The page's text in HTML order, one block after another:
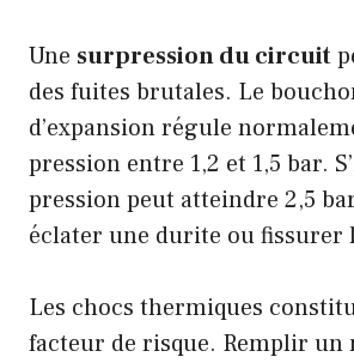
Une surpression du circuit
des fuites brutales. Le
d’expansion régule
pression entre 1,2 et 1,5 bar.
pression peut atteindre 2,5
éclater une durite ou fissurer
Les chocs thermiques
facteur de risque. Remplir un